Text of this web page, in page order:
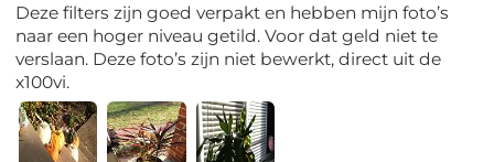
Deze filters zijn goed verpakt en hebben mijn foto’s
naar een hoger niveau getild. Voor dat geld niet te
verslaan. Deze foto’s zijn niet bewerkt, direct uit de
x100vi.